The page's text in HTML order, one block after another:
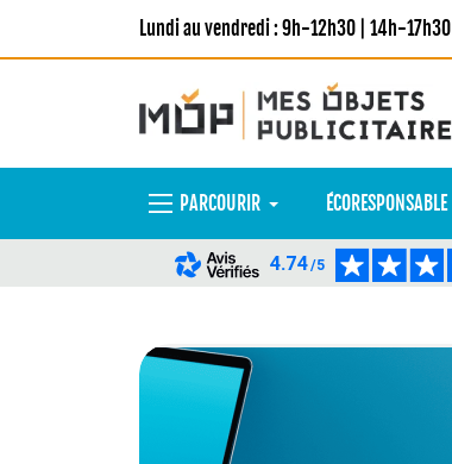
Lundi au vendredi : 9h-12h30 | 14h-17h30
PARCOURIR ÉCORESPONSABLE
4.74/5